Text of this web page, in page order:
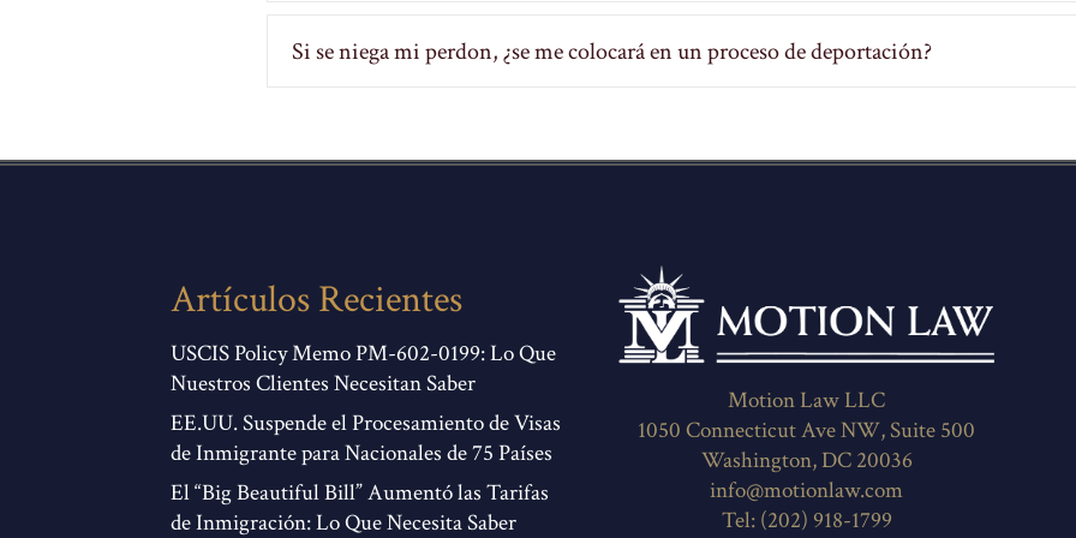
Si se niega mi perdon, ¿se me colocará en un proceso de deportación?
Artículos Recientes
USCIS Policy Memo PM-602-0199: Lo Que
Nuestros Clientes Necesitan Saber
EE.UU. Suspende el Procesamiento de Visas
de Inmigrante para Nacionales de 75 Países
El “Big Beautiful Bill” Aumentó las Tarifas
de Inmigración: Lo Que Necesita Saber
Motion Law LLC
1050 Connecticut Ave NW, Suite 500
Washington, DC 20036
info@motionlaw.com
Tel: (202) 918-1799